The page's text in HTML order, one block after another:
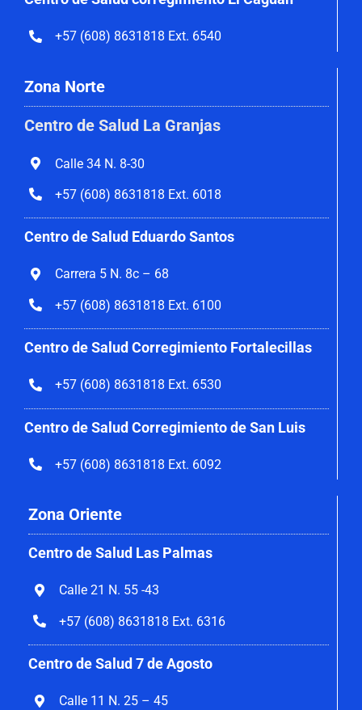
+57 (608) 8631818 Ext. 6540
Zona Norte
Centro de Salud La Granjas
Calle 34 N. 8-30
+57 (608) 8631818 Ext. 6018
Centro de Salud Eduardo Santos
Carrera 5 N. 8c – 68
+57 (608) 8631818 Ext. 6100
Centro de Salud Corregimiento Fortalecillas
+57 (608) 8631818 Ext. 6530
Centro de Salud Corregimiento de San Luis
+57 (608) 8631818 Ext. 6092
Zona Oriente
Centro de Salud Las Palmas
Calle 21 N. 55 -43
+57 (608) 8631818 Ext. 6316
Centro de Salud 7 de Agosto
Calle 11 N. 25 – 45